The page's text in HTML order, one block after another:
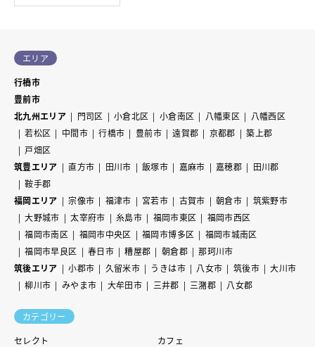
エリア
行橋市
豊前市
北九州エリア
門司区 小倉北区 小倉南区 八幡東区
八幡西区
若松区
中間市 行橋市 豊前市 遠賀郡 京都郡
築上郡
戸畑区
筑豊エリア
直方市 田川市 飯塚市 嘉麻市 嘉穂郡
田川郡
鞍手郡
福岡エリア
宗像市 福津市 宮若市 古賀市 朝倉市
筑紫野市
大野城市
太宰府市 糸島市 福岡市東区
福岡市西区
福岡市南区
福岡市中央区 福岡市博多区
福岡市城南区
福岡市早良区
春日市 糟屋郡 朝倉郡
那珂川市
筑後エリア
小郡市 久留米市 うきは市 八女市 筑後市
大川市
柳川市
みやま市 大牟田市 三井郡 三潴郡 八女郡
カテゴリー
セレクト
カフェ